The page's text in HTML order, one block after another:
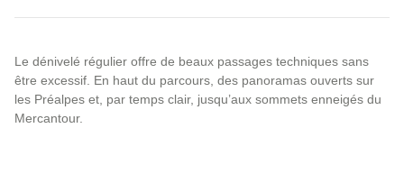
Le dénivelé régulier offre de beaux passages techniques sans
être excessif. En haut du parcours, des panoramas ouverts sur
les Préalpes et, par temps clair, jusqu’aux sommets enneigés du
Mercantour.